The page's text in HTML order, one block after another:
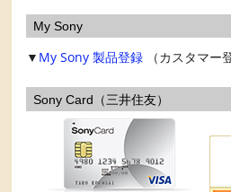
My Sony
▼ My Sony 製品登録 （カスタマー
Sony Card（三井住友）